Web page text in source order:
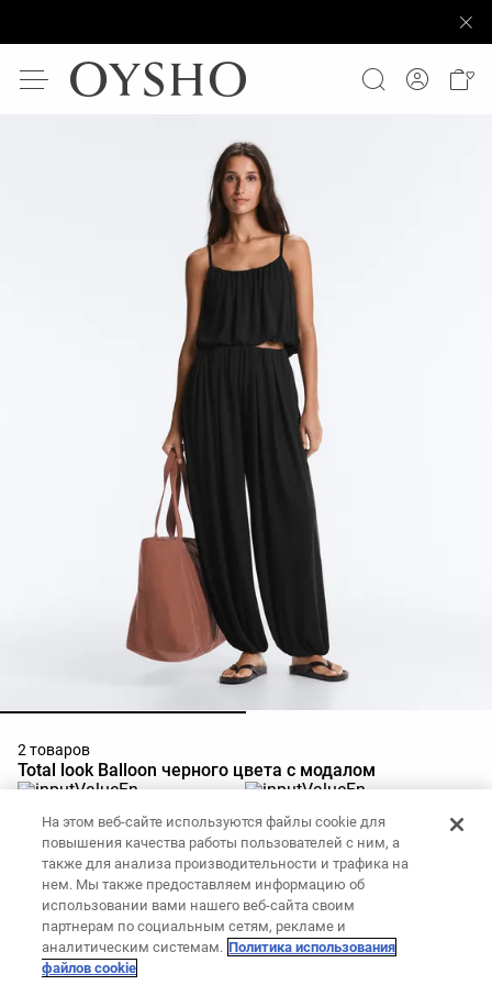
2 товаров
Total look Balloon черного цвета с модалом
Топ на бретельках из смесового
15,990 KZT8,990 KZT
Добавить в корзину
Брюки-бананы из смесового
модала
35,990 KZT
Добавить в корзину
На этом веб-сайте используются файлы cookie для
повышения качества работы пользователей с ним, а
также для анализа производительности и трафика на
нем. Мы также предоставляем информацию об
использовании вами нашего веб-сайта своим
партнерам по социальным сетям, рекламе и
аналитическим системам. Политика использования
файлов cookie